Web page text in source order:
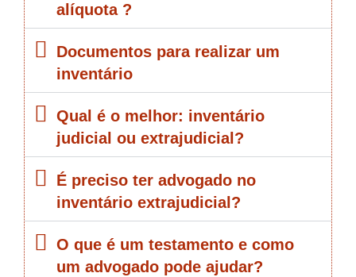
alíquota ?
Documentos para realizar um
inventário
Qual é o melhor: inventário
judicial ou extrajudicial?
É preciso ter advogado no
inventário extrajudicial?
O que é um testamento e como
um advogado pode ajudar?